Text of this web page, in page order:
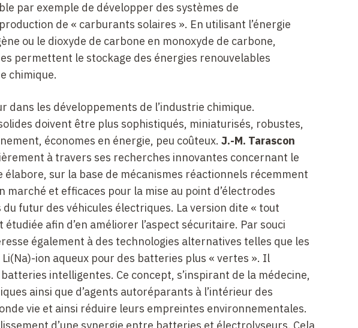
par exemple de développer des systèmes de
de « carburants solaires ». En utilisant l’énergie
ou le dioxyde de carbone en monoxyde de carbone,
permettent le stockage des énergies renouvelables
chimique.
dans les développements de l’industrie chimique.
doivent être plus sophistiqués, miniaturisés, robustes,
économes en énergie, peu coûteux. J.-M. Tarascon
à travers ses recherches innovantes concernant le
élabore, sur la base de mécanismes réactionnels récemment
marché et efficaces pour la mise au point d’électrodes
futur des véhicules électriques. La version dite « tout
afin d’en améliorer l’aspect sécuritaire. Par souci
également à des technologies alternatives telles que les
ion aqueux pour des batteries plus « vertes ». Il
intelligentes. Ce concept, s’inspirant de la médecine,
ainsi que d’agents autoréparants à l’intérieur des
vie et ainsi réduire leurs empreintes environnementales.